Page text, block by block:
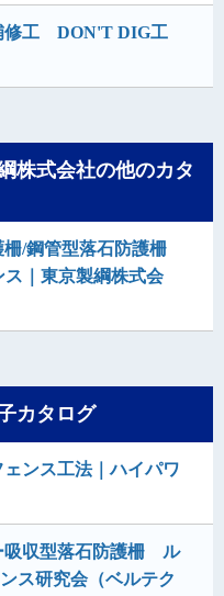
修工 DON'T DIG工
株式会社の他のカタ
/鋼管型落石防護柵
ス｜東京製綱株式会
カタログ
ンス工法｜ハイパワ
吸収型落石防護柵 ル
ス研究会（ベルテク